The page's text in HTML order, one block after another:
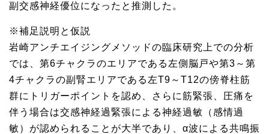
副交感神経優位になったと推測した。
※補足説明と仮説
岩崎アンチエイジングメソッドの臨床研究上での分析
では、第6チャクラのエリアである左側脳戸や第3～第
4チャクラの副腎エリアである左T9～T12の傍脊柱筋
群にトリガーポイントを認め、さらに筋緊張、圧痛を
伴う場合は交感神経過緊張による神経過敏（感情過
敏）が認められることが大半であり、α波による共鳴振